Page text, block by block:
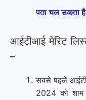
पता चल सकता
आईटीआई मेरिट
–
सबसे पहले
2024 को